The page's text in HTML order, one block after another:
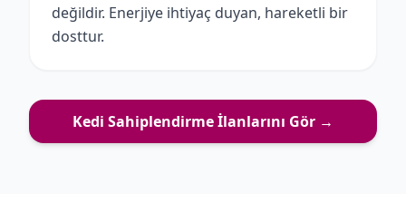
değildir. Enerjiye ihtiyaç duyan, hareketli bir
dosttur.
Kedi Sahiplendirme İlanlarını Gör →